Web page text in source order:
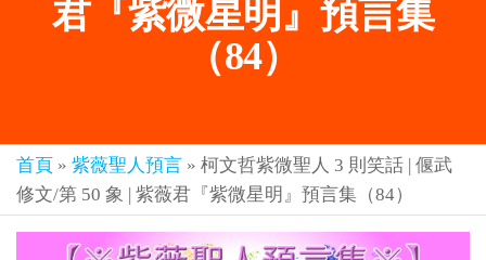
預
言-
君寰
宇傳
奇官
網
人
人
都
亞-
個
個
是
君『紫微星明』預言集
（84）
首頁 » 紫薇聖人預言 » 柯文哲紫微聖人 3 則笑話 | 偃武
修文/第 50 象 | 紫薇君『紫微星明』預言集（84）